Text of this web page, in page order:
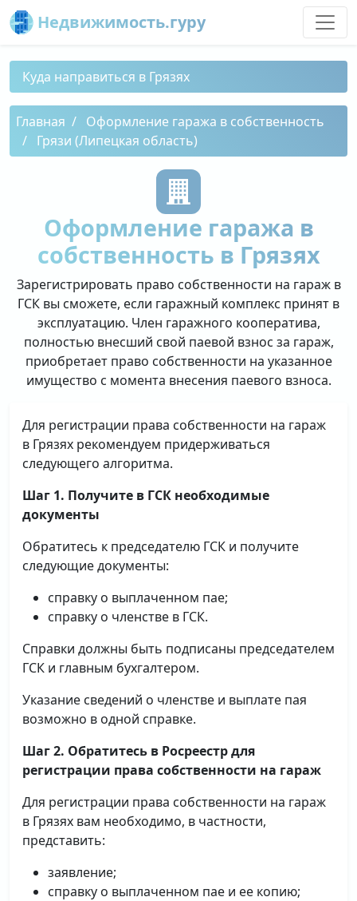
Недвижимость.гуру
Куда направиться в Грязях
Главная
Оформление гаража в собственность
Грязи (Липецкая область)
Оформление гаража в
собственность в Грязях
Зарегистрировать право собственности на гараж в
ГСК вы сможете, если гаражный комплекс принят в
эксплуатацию. Член гаражного кооператива,
полностью внесший свой паевой взнос за гараж,
приобретает право собственности на указанное
имущество с момента внесения паевого взноса.
Для регистрации права собственности на гараж
в Грязях рекомендуем придерживаться
следующего алгоритма.
Шаг 1. Получите в ГСК необходимые
документы
Обратитесь к председателю ГСК и получите
следующие документы:
справку о выплаченном пае;
справку о членстве в ГСК.
Справки должны быть подписаны председателем
ГСК и главным бухгалтером.
Указание сведений о членстве и выплате пая
возможно в одной справке.
Шаг 2. Обратитесь в Росреестр для
регистрации права собственности на гараж
Для регистрации права собственности на гараж
в Грязях вам необходимо, в частности,
представить:
заявление;
справку о выплаченном пае и ее копию;